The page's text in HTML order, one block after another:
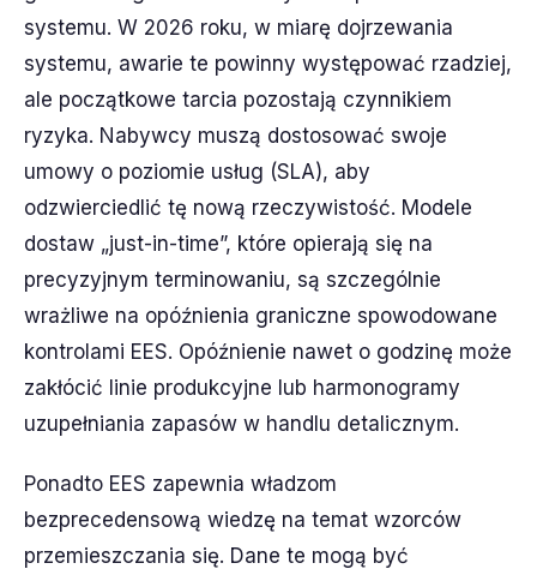
systemu. W 2026 roku, w miarę dojrzewania
systemu, awarie te powinny występować rzadziej,
ale początkowe tarcia pozostają czynnikiem
ryzyka. Nabywcy muszą dostosować swoje
umowy o poziomie usług (SLA), aby
odzwierciedlić tę nową rzeczywistość. Modele
dostaw „just-in-time”, które opierają się na
precyzyjnym terminowaniu, są szczególnie
wrażliwe na opóźnienia graniczne spowodowane
kontrolami EES. Opóźnienie nawet o godzinę może
zakłócić linie produkcyjne lub harmonogramy
uzupełniania zapasów w handlu detalicznym.
Ponadto EES zapewnia władzom
bezprecedensową wiedzę na temat wzorców
przemieszczania się. Dane te mogą być